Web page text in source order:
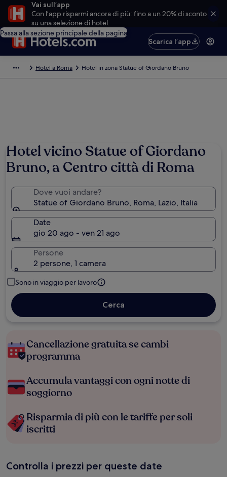
Vai sull’app
Con l’app risparmi ancora di più: fino a un 20% di sconto
su una selezione di hotel.
Passa alla sezione principale della pagina
Scarica l’app
Hotel a Roma Hotel in zona Statue of Giordano Bruno
Hotel vicino Statue of Giordano
Bruno, a Centro città di Roma
Dove vuoi andare?
Statue of Giordano Bruno, Roma, Lazio, Italia
Date
gio 20 ago - ven 21 ago
Persone
2 persone, 1 camera
Sono in viaggio per lavoro
Cerca
Cancellazione gratuita se cambi
programma
Accumula vantaggi con ogni notte di
soggiorno
Risparmia di più con le tariffe per soli
iscritti
Controlla i prezzi per queste date